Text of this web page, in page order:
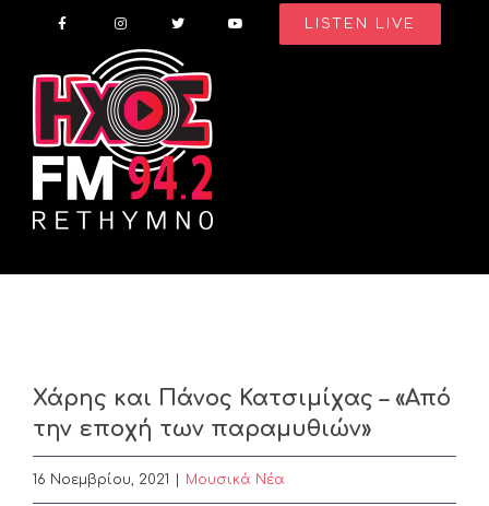
content
LISTEN LIVE
Χάρης και Πάνος Κατσιμίχας – «Από
την εποχή των παραμυθιών»
16 Νοεμβρίου, 2021 Μουσικά Νέα